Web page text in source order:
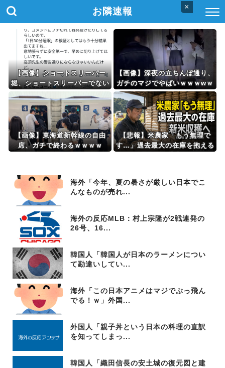
×
お隣速報
【画像】ショートスリーパー
堀、ショートスリーパーでない
事がバレてしまう・・・
【画像】深夜の立ちんぼ通り、
ガチのマジでやばいｗｗｗwｗ
ｗｗｗｗｗｗｗ
【画像】東海道新幹線の自由
席、ガチで終わるｗｗｗｗ
【悲報】米農家「もう無理で
す…」過去最大の在庫を抱える
海外「今年、夏の暑さが厳しい日本でこ
んなものが売れ...
海外の反応MLB：村上宗隆が2戦連発の
26号、16...
韓国人「韓国人が日本のラーメンについ
て勘違いしてい...
海外「この日本アニメはマジでぶっ飛ん
でる！ｗ」外国...
外国人「親子丼という日本の料理の直訳
を知ってしまっ...
韓国人「織田信長の安土城の復元図と建